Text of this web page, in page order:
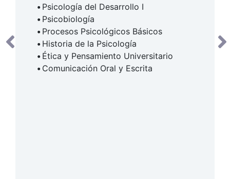
Psicología del Desarrollo I
Psicobiología
Procesos Psicológicos Básicos
Historia de la Psicología
Ética y Pensamiento Universitario
Comunicación Oral y Escrita